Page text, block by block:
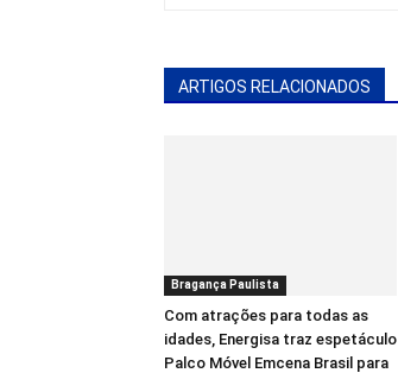
ARTIGOS RELACIONADOS
Bragança Paulista
Com atrações para todas as
idades, Energisa traz espetáculo
Palco Móvel Emcena Brasil para